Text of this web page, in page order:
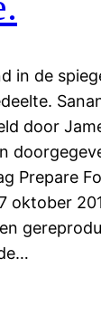
in de
door
Prepare
oktober